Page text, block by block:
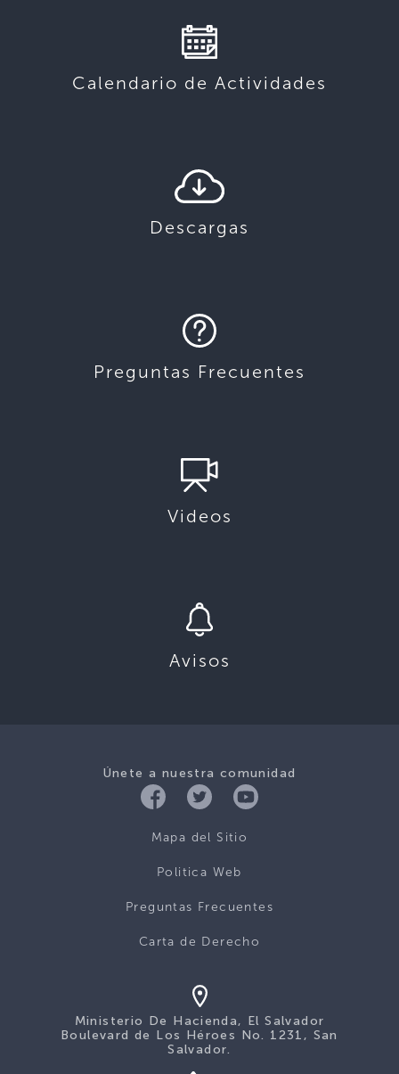
Calendario de Actividades
Descargas
Preguntas Frecuentes
Videos
Avisos
Únete a nuestra comunidad
Mapa del Sitio
Politica Web
Preguntas Frecuentes
Carta de Derecho
Ministerio De Hacienda, El Salvador
Boulevard de Los Héroes No. 1231, San
Salvador.